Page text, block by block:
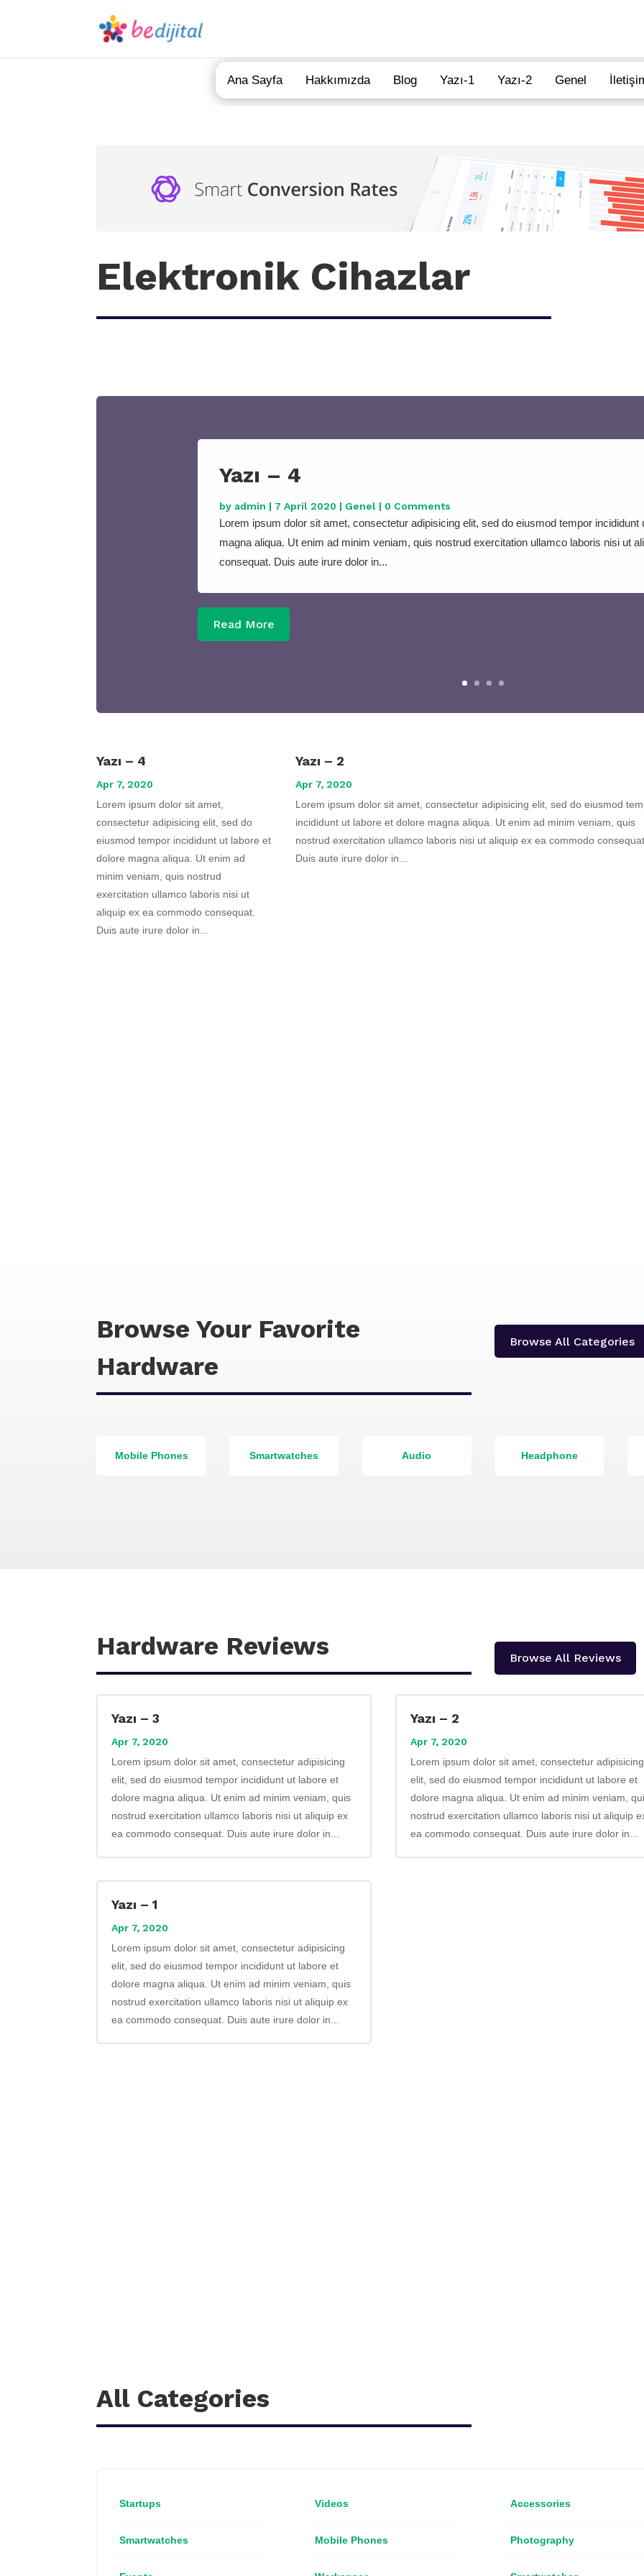
Ana Sayfa Hakkımızda Blog Yazı-1 Yazı-2 Genel
Elektronik Cihazlar
Yazı – 4
by admin | 7 April 2020 | Genel| 0 Comments
Lorem ipsum dolor sit amet, consectetur adipisicing elit, sed do eiusmod tempor incididunt
magna aliqua. Ut enim ad minim veniam, quis nostrud exercitation ullamco laboris nisi ut
consequat. Duis aute irure dolor in...
Read More
Yazı – 4
Apr 7, 2020
Lorem ipsum dolor sit amet,
consectetur adipisicing elit, sed do
eiusmod tempor incididunt ut labore et
dolore magna aliqua. Ut enim ad
minim veniam, quis nostrud
exercitation ullamco laboris nisi ut
aliquip ex ea commodo consequat.
Duis aute irure dolor in...
Yazı – 2
Apr 7, 2020
Lorem ipsum dolor sit amet, consectetur adipisicing elit, sed do eiusmod
incididunt ut labore et dolore magna aliqua. Ut enim ad minim veniam, quis
nostrud exercitation ullamco laboris nisi ut aliquip ex ea commodo
Duis aute irure dolor in...
Browse Your Favorite
Hardware
Browse All Categories
Mobile Phones Smartwatches Audio Headphone
Hardware Reviews Browse All Reviews
Yazı – 3
Apr 7, 2020
Lorem ipsum dolor sit amet, consectetur adipisicing
elit, sed do eiusmod tempor incididunt ut labore et
dolore magna aliqua. Ut enim ad minim veniam, quis
nostrud exercitation ullamco laboris nisi ut aliquip ex
ea commodo consequat. Duis aute irure dolor in...
Yazı – 1
Apr 7, 2020
Lorem ipsum dolor sit amet, consectetur adipisicing
elit, sed do eiusmod tempor incididunt ut labore et
dolore magna aliqua. Ut enim ad minim veniam, quis
nostrud exercitation ullamco laboris nisi ut aliquip ex
ea commodo consequat. Duis aute irure dolor in...
Yazı – 2
Apr 7, 2020
Lorem ipsum dolor sit amet, consectetur adipisicing
elit, sed do eiusmod tempor incididunt ut labore et
dolore magna aliqua. Ut enim ad minim veniam,
nostrud exercitation ullamco laboris nisi ut aliquip
ea commodo consequat. Duis aute irure dolor in...
All Categories
Startups
Smartwatches
Videos
Mobile Phones
Accessories
Photography